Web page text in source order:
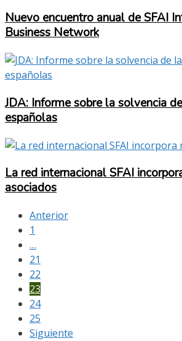
Nuevo encuentro anual de SFAI
Business Network
JDA: Informe sobre la solvencia
españolas
La red internacional SFAI
asociados
Anterior
1
…
21
22
23
24
25
Siguiente